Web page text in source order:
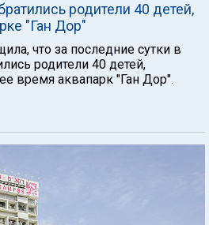
родители 40 детей,
"Ган Дор"
что за последние сутки в
родители 40 детей,
время аквапарк "Ган Дор".